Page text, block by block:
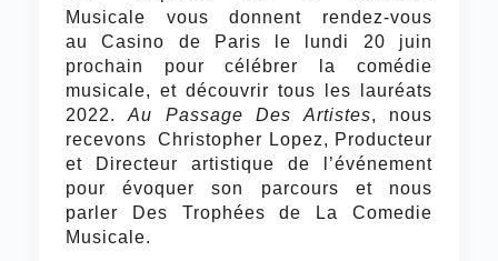
Musicale vous donnent rendez-vous
au Casino de Paris le lundi 20 juin
prochain pour célébrer la comédie
musicale, et découvrir tous les lauréats
2022.Au Passage Des Artistes, nous
recevons Christopher Lopez, Producteur
et Directeur artistique de l’événement
pour évoquer son parcours et nous
parler Des Trophées de La Comedie
Musicale.